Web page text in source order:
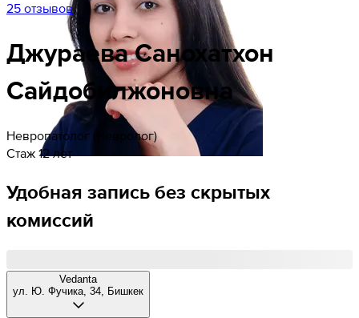
25 отзывов
ДжураеваСанохатхон
Сайдобилжоновна
Невропатолог (Невролог)
Стаж 12 лет
Удобная запись без скрытых
комиссий
Vedanta
ул. Ю. Фучика, 34, Бишкек